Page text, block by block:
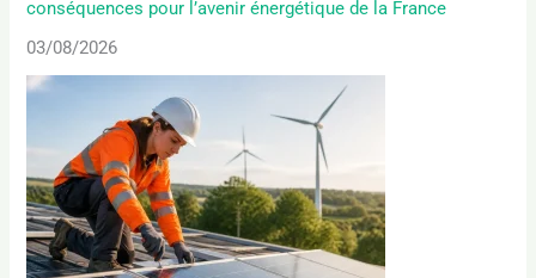
conséquences pour l’avenir énergétique de la France
03/08/2026